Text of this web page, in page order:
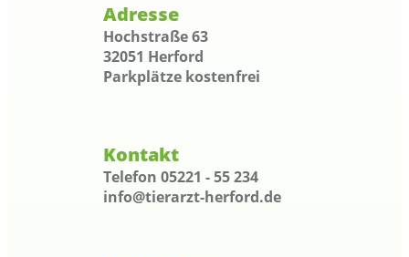
Adresse
Hochstraße 63
32051 Herford
Parkplätze kostenfrei
Kontakt
Telefon 05221 - 55 234
info@tierarzt-herford.de